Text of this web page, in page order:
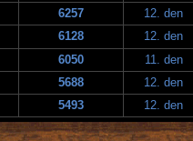
6257
12. den
6128
12. den
6050
11. den
5688
12. den
5493 12. den